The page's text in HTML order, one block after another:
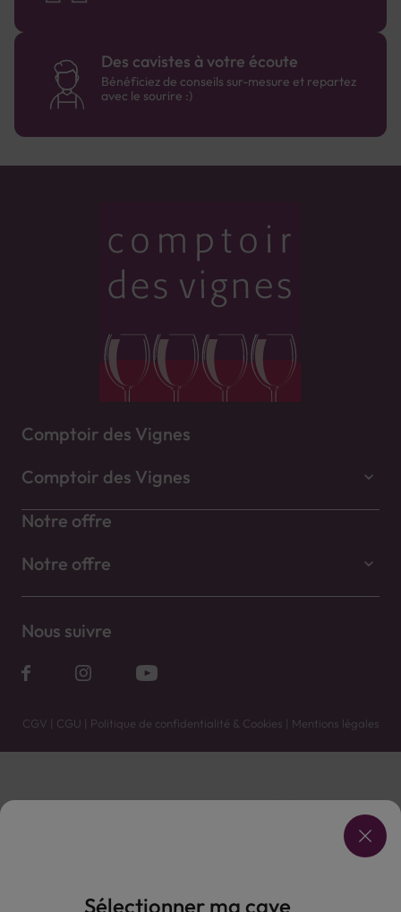
Des cavistes à votre écoute
Bénéficiez de conseils sur-mesure et repartez
avec le sourire :)
Comptoir des Vignes
Comptoir des Vignes
Notre offre
Notre offre
Nous suivre
CGV | CGU | Politique de confidentialité & Cookies | Mentions légales
Vente uniquement en caves. Contactez votre caviste pour plus de renseignements.
L'ABUS D'ALCOOL EST DANGEREUX POUR LA SANTÉ, À CONSOMMER AVEC MODÉRATION.
Sélectionner ma cave